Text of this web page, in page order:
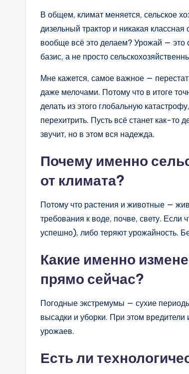
В общем, климат меняется, сельское
дизельный трактор и никакая
вообще всё это делаем? Урожай — это
базис, а не просто
Мне кажется, самое важное —
даже мелочами. Потому что в итоге
делать из этого глобальную
перехитрить. Пусть всё станет как-то
звучит, но в этом вся надежда.
Почему именно
от климата?
Потому что растения и животные —
требования к воде, почве, свету.
успешно), либо теряют урожайность.
Какие именно
прямо сейчас?
Погодные экстремумы — сухие
высадки и уборки. При этом
урожаев.
Есть ли